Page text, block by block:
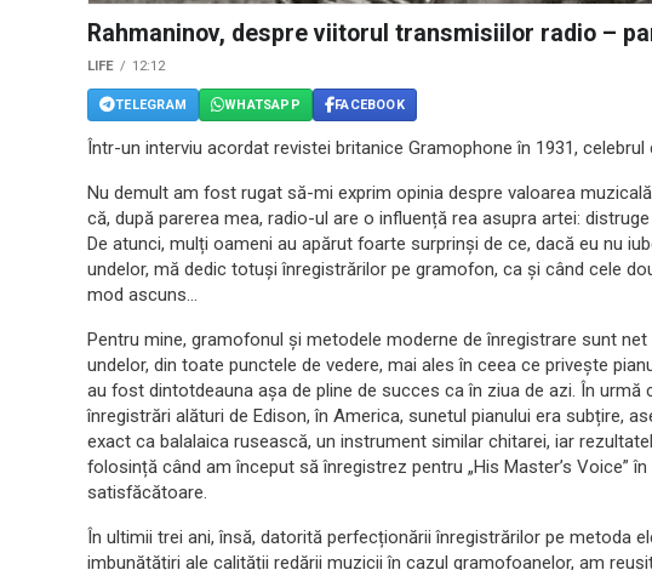
Rahmaninov, despre viitorul transmisiilor radio –
LIFE 12:12
TELEGRAM WHATSAPP FACEBOOK
Într-un interviu acordat revistei britanice Gramophone în 1931,
Nu demult am fost rugat să-mi exprim opinia despre valoarea
că, după parerea mea, radio-ul are o influență rea asupra artei:
De atunci, mulți oameni au apărut foarte surprinși de ce, dacă eu nu
undelor, mă dedic totuși înregistrărilor pe gramofon, ca și când cele
mod ascuns…
Pentru mine, gramofonul și metodele moderne de înregistrare sunt
undelor, din toate punctele de vedere, mai ales în ceea ce privește
au fost dintotdeauna așa de pline de succes ca în ziua de azi. În urmă
înregistrări alături de Edison, în America, sunetul pianului era subțire,
exact ca balalaica rusească, un instrument similar chitarei, iar
folosință când am început să înregistrez pentru „His Master’s Voice”
satisfăcătoare.
În ultimii trei ani, însă, datorită perfecționării înregistrărilor pe metoda
imbunătățiri ale calității redării muzicii în cazul gramofoanelor, am